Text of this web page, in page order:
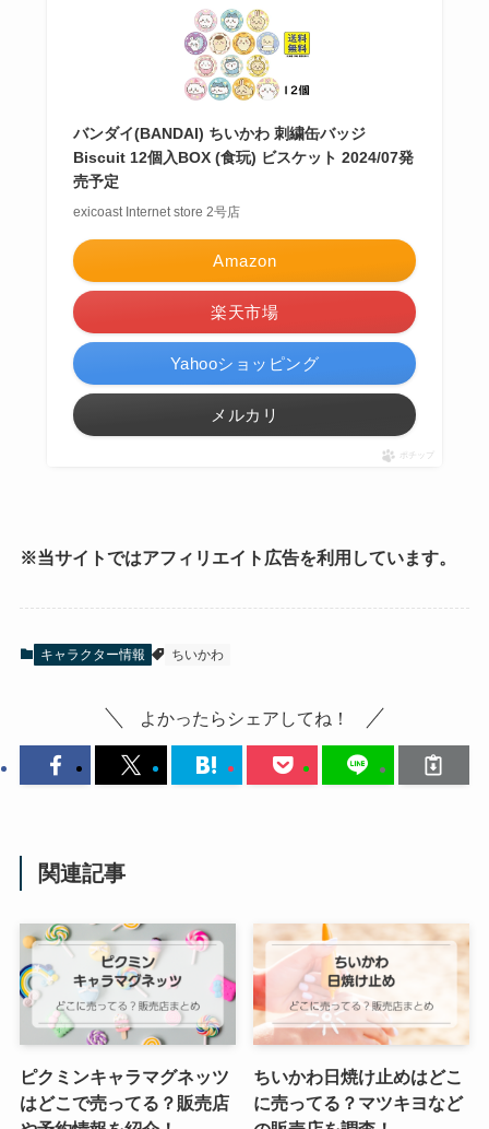
バンダイ(BANDAI) ちいかわ 刺繍缶バッジ
Biscuit 12個入BOX (食玩) ビスケット 2024/07発
売予定
exicoast Internet store 2号店
Amazon
楽天市場
Yahooショッピング
メルカリ
ポチップ
※当サイトではアフィリエイト広告を利用しています。
キャラクター情報 ちいかわ
よかったらシェアしてね！
関連記事
ピクミンキャラマグネッツ
はどこで売ってる？販売店
ちいかわ日焼け止めはどこ
に売ってる？マツキヨなど